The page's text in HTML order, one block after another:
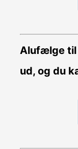
Alufælge til
ud, og du